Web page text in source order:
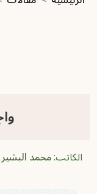
الكاتب:محمد البشير